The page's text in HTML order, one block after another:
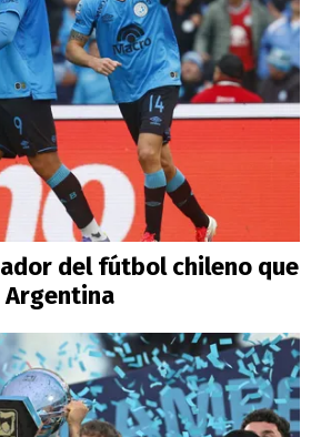
del fútbol chileno que
Argentina